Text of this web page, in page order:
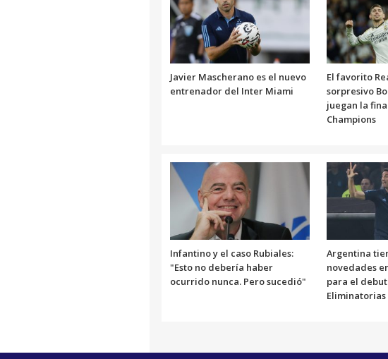
Javier Mascherano es el nuevo
entrenador del Inter Miami
El favorito
sorpresivo
juegan la
Champions
Infantino y el caso Rubiales:
"Esto no debería haber
ocurrido nunca. Pero sucedió"
Argentina
novedades
para el
Eliminatorias